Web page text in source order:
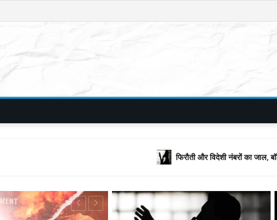
फिरौती और विदेशी नंबरों का जाल, बॉलीवुड के बाद अब ये बड़ा